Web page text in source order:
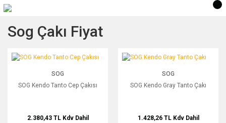
Sog Çakı Fiyat
SOG Kendo Tanto Cep Çakısı
SOG
SOG Kendo Tanto Cep Çakısı
2.380,43 TL Kdv Dahil
SOG Kendo Gray Tanto Çakı
SOG
SOG Kendo Gray Tanto Çakı
1.428,26 TL Kdv Dahil